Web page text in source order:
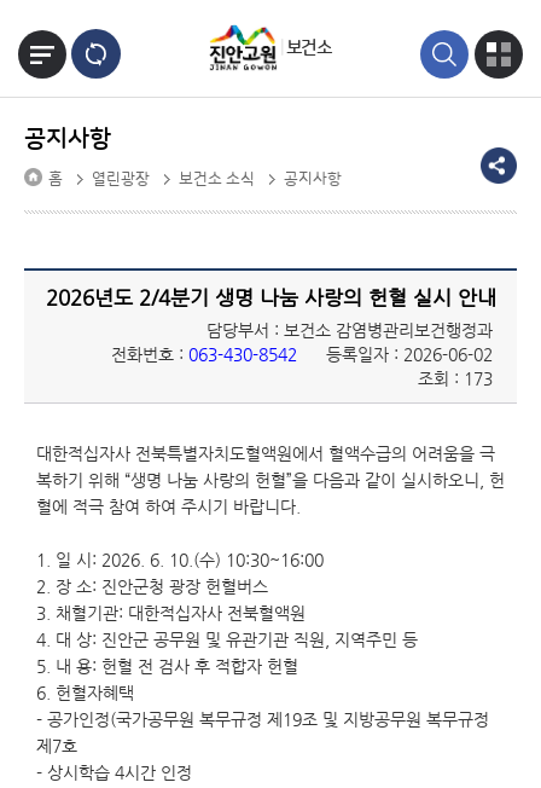
보건소
공지사항
홈 열린광장 보건소 소식 공지사항
2026년도 2/4분기 생명 나눔 사랑의 헌혈 실시 안내
담당부서 : 보건소 감염병관리보건행정과
전화번호 : 063-430-8542
등록일자 : 2026-06-02
조회 : 173
대한적십자사 전북특별자치도혈액원에서 혈액수급의 어려움을 극
복하기 위해 “생명 나눔 사랑의 헌혈”을 다음과 같이 실시하오니, 헌
혈에 적극 참여 하여 주시기 바랍니다.
1. 일 시: 2026. 6. 10.(수) 10:30~16:00
2. 장 소: 진안군청 광장 헌혈버스
3. 채혈기관: 대한적십자사 전북혈액원
4. 대 상: 진안군 공무원 및 유관기관 직원, 지역주민 등
5. 내 용: 헌혈 전 검사 후 적합자 헌혈
6. 헌혈자혜택
- 공가인정(국가공무원 복무규정 제19조 및 지방공무원 복무규정
제7호
- 상시학습 4시간 인정